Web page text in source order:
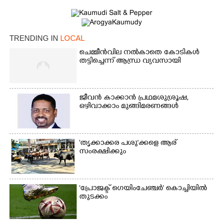
TRENDING IN LOCAL
ചെമ്മീൻവില നൽകാതെ കോടികൾ
തട്ടിച്ചെന്ന് ആന്ധ്ര വ്യവസായി
ജീവൻ കാക്കാൻ പ്രഥമശുശ്രൂഷ,
ഒഴിവാക്കാം മുങ്ങിമരണങ്ങൾ
'തൃക്കാക്കര പശു'ക്കളെ ആര്
സംരക്ഷിക്കും
'പ്രോജക്ട് ഗെയിംചേഞ്ചർ' കൊച്ചിയിൽ
തുടക്കം